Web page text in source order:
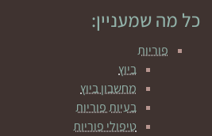
כל מה שמעניין:
פוריות
ביוץ
מחשבון ביוץ
בעיות פוריות
טיפולי פוריות